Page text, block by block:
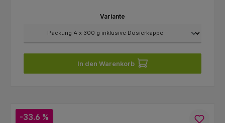
Variante
In den Warenkorb
-33.6 %